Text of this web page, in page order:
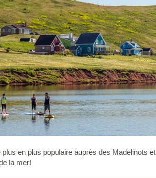
en plus populaire auprès des Madelinots et
la mer!